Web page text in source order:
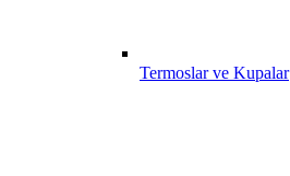
Termoslar ve Kupalar